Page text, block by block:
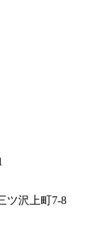
ツ沢上町7-8